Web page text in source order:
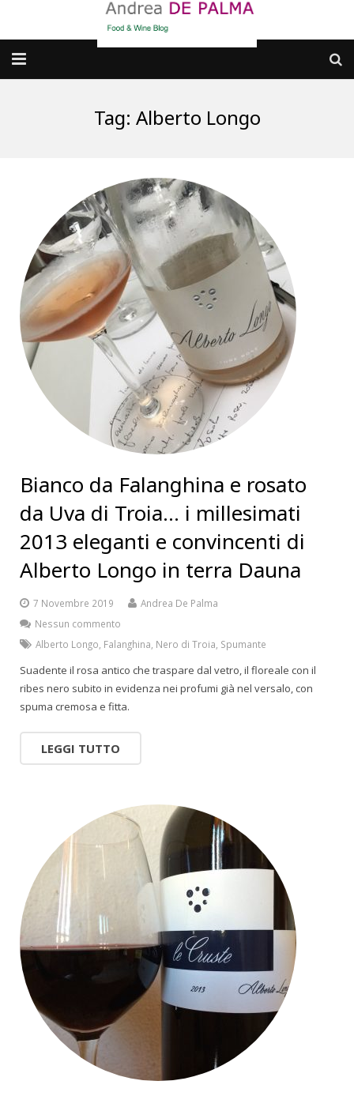
dove MANGIARE
cosa CUCINARE
dove ANDARE
Punti di vista e approfondimenti
Contatti
Tag: Alberto Longo
Bianco da Falanghina e rosato
da Uva di Troia… i millesimati
2013 eleganti e convincenti di
Alberto Longo in terra Dauna
7 Novembre 2019
Andrea De Palma
Nessun commento
Alberto Longo Falanghina Nero di Troia Spumante
Suadente il rosa antico che traspare dal vetro, il floreale con il
ribes nero subito in evidenza nei profumi già nel versalo, con
spuma cremosa e fitta.
LEGGI TUTTO